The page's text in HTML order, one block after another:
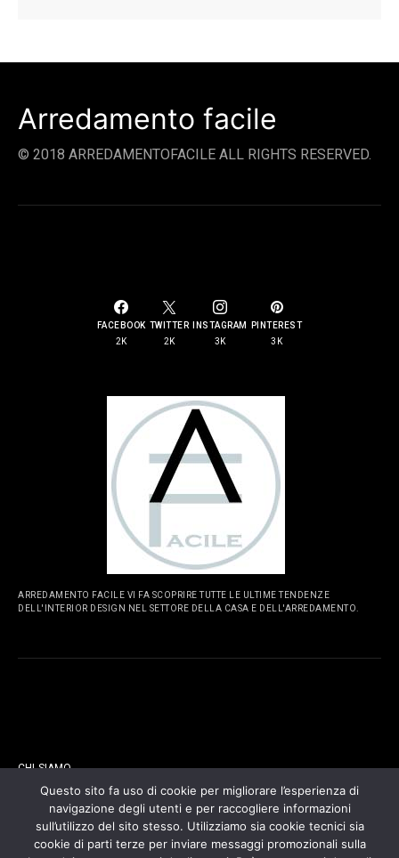
Arredamento facile
© 2018 ARREDAMENTOFACILE ALL RIGHTS RESERVED.
FACEBOOK
2K
TWITTER
2K
INSTAGRAM
3K
PINTEREST
3K
ARREDAMENTO FACILE VI FA SCOPRIRE TUTTE LE ULTIME TENDENZE
DELL'INTERIOR DESIGN NEL SETTORE DELLA CASA E DELL'ARREDAMENTO.
CHI SIAMO
CONTATTI
Questo sito fa uso di cookie per migliorare l’esperienza di
navigazione degli utenti e per raccogliere informazioni
sull’utilizzo del sito stesso. Utilizziamo sia cookie tecnici sia
cookie di parti terze per inviare messaggi promozionali sulla